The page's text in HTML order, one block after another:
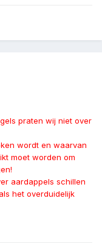
praten wij niet over
wordt en waarvan
moet worden om
aardappels schillen
het overduidelijk